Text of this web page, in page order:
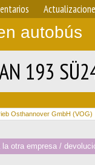
autobús
193
Osthannover GmbH (VOG)
otra empresa /